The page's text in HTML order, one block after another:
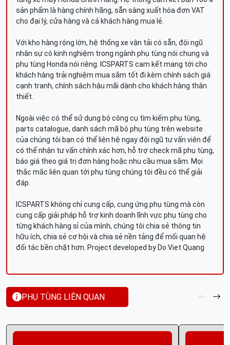
sản phẩm là hàng chính hãng, sẵn sàng xuất hóa đơn VAT
cho đại lý, cửa hàng và cả khách hàng mua lẻ.
Với kho hàng rộng lớn, hệ thống xe vận tải có sẵn, đội ngũ
nhân sự có kinh nghiệm trong ngành phụ tùng nói chung và
phụ tùng Honda nói riêng. ICSPARTS cam kết mang tới cho
khách hàng trải nghiệm mua sắm tốt đi kèm chính sách giá
cạnh tranh, chính sách hậu mãi dành cho khách hàng thân
thiết.
Ngoài việc có thể sử dụng bộ công cụ tìm kiếm phụ tùng,
parts catalogue, danh sách mã bộ phụ tùng trên website
của chúng tôi bạn có thể liên hệ ngay đội ngũ tư vấn viên để
có thể nhận tư vấn chính xác hơn, hỗ trợ check mã phụ tùng,
báo giá theo giá trị đơn hàng hoặc nhu cầu mua sắm. Mọi
thắc mắc liên quan tới phụ tùng chúng tôi đều có thể giải
đáp.
ICSPARTS không chỉ cung cấp, cung ứng phụ tùng mà còn
cung cấp giải pháp hỗ trợ kinh doanh lĩnh vực phụ tùng cho
từng khách hàng sỉ của mình, chúng tôi chia sẻ thông tin
hữu ích, chia sẻ cơ hội và chia sẻ nền tảng để mối quan hệ
đối tác bền chặt hơn. Project developed by Do Viet Quang
PHỤ TÙNG LIÊN QUAN